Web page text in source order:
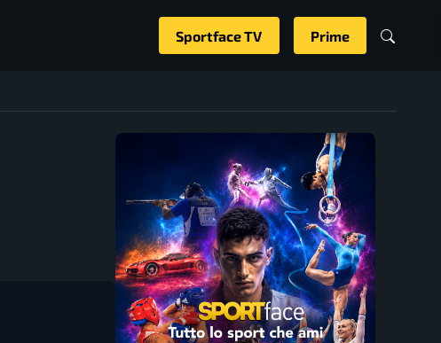
Sportface TV Prime